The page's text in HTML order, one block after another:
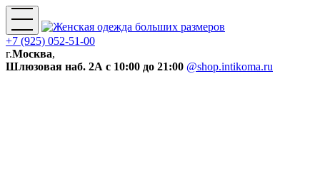
+7 (925) 052-51-00
г.Москва,
Шлюзовая наб. 2А с 10:00 до 21:00 @shop.intikoma.ru